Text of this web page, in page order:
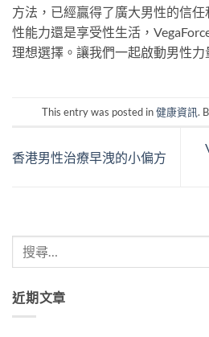
方法，已經贏得了廣大男性的信
性能力還是享受性生活，
理想選擇。讓我們一起啟動男性力
This entry was posted in健康資訊.
香港男性治療早洩的小偏方
近期文章